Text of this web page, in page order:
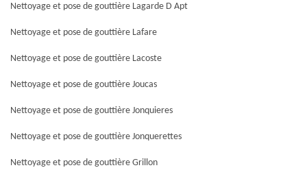
Nettoyage et pose de gouttière Lagarde D Apt
Nettoyage et pose de gouttière Lafare
Nettoyage et pose de gouttière Lacoste
Nettoyage et pose de gouttière Joucas
Nettoyage et pose de gouttière Jonquieres
Nettoyage et pose de gouttière Jonquerettes
Nettoyage et pose de gouttière Grillon